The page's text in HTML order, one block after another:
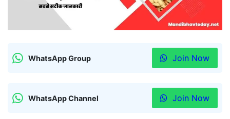
WhatsApp Group Join Now
WhatsApp Channel Join Now